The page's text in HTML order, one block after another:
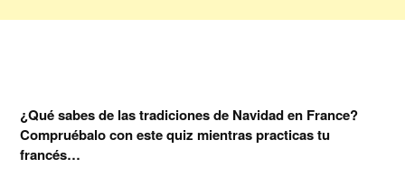
¿Qué sabes de las tradiciones de Navidad en France?
Compruébalo con este quiz mientras practicas tu
francés…